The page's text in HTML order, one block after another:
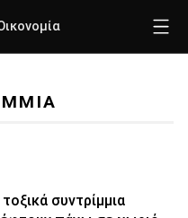
συντρίμμια